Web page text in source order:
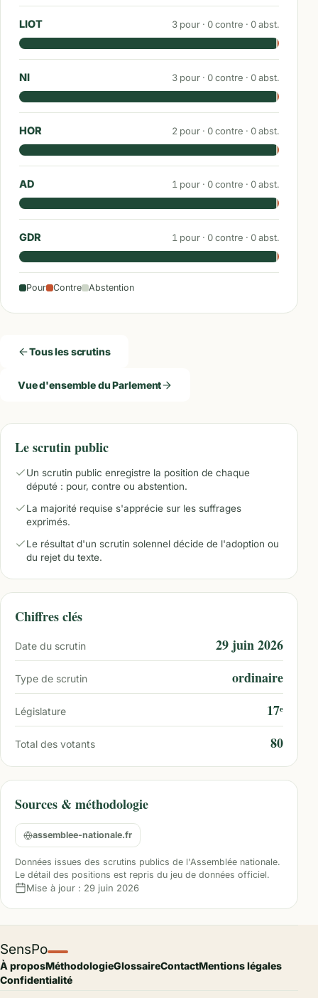
LIOT 3 pour · 0contre · 0abst.
NI 3 pour · 0contre · 0abst.
HOR 2 pour · 0contre · 0abst.
AD 1 pour · 0contre · 0abst.
GDR 1 pour · 0contre · 0abst.
Pour Contre Abstention
Tous les scrutins
Vue d'ensemble du Parlement
Le scrutin public
Un scrutin public enregistre la position de chaque
député : pour, contre ou abstention.
La majorité requise s'apprécie sur les suffrages
exprimés.
Le résultat d'un scrutin solennel décide de l'adoption ou
du rejet du texte.
Chiffres clés
Date du scrutin 29 juin 2026
Type de scrutin ordinaire
Législature 17ᵉ
Total des votants 80
Sources & méthodologie
assemblee-nationale.fr
Données issues des scrutins publics de l'Assemblée nationale.
Le détail des positions est repris du jeu de données officiel.
Mise à jour : 29 juin 2026
SensPo
À proposMéthodologieGlossaireContactMentions légales
Confidentialité